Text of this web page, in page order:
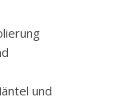
und